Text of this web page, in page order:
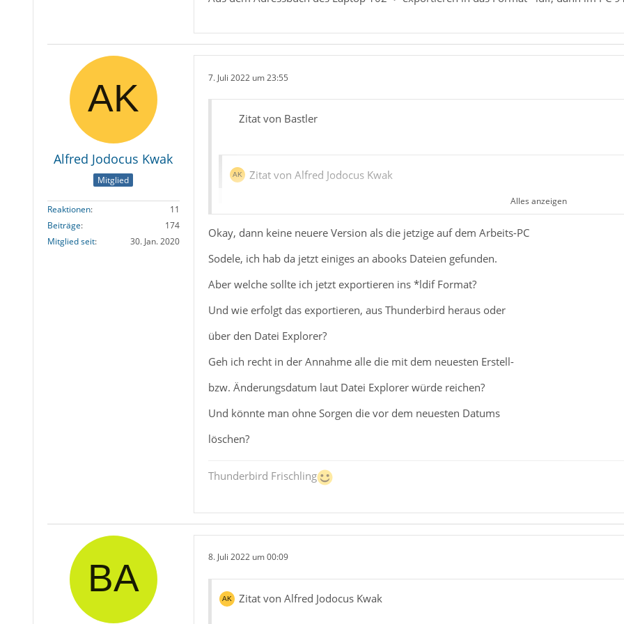
Alfred Jodocus Kwak
Mitglied
Reaktionen
11
Beiträge
174
Mitglied seit
30. Jan. 2020
7. Juli 2022 um 23:55
Zitat von Bastler
Zitat von Alfred Jodocus Kwak
auf dem Arbeits-PC die Version 91.11.0 die sich nicht weiters updaten läßt
Hallo,
sorg dafür, dass das so bleibt, die 102er muss noch reifen.
Zitat von Alfred Jodocus Kwak
unter dem Verzeichnis Thunderbird alles durchsucht nach einer *.mab Datei,
Es ist nicht sinnvoll, die einer höheren Version zu einer niedrigeren zu kopieren,
Aus dem Adressbuch des Laptop 102 -> exportieren in das Format *ldif, dann im
Alles anzeigen
Okay, dann keine neuere Version als die jetzige auf dem Arbeits-PC
Sodele, ich hab da jetzt einiges an abooks Dateien gefunden.
Aber welche sollte ich jetzt exportieren ins *ldif Format?
Und wie erfolgt das exportieren, aus Thunderbird heraus oder
über den Datei Explorer?
Geh ich recht in der Annahme alle die mit dem neuesten Erstell-
bzw. Änderungsdatum laut Datei Explorer würde reichen?
Und könnte man ohne Sorgen die vor dem neuesten Datums
löschen?
Thunderbird Frischling
8. Juli 2022 um 00:09
Zitat von Alfred Jodocus Kwak